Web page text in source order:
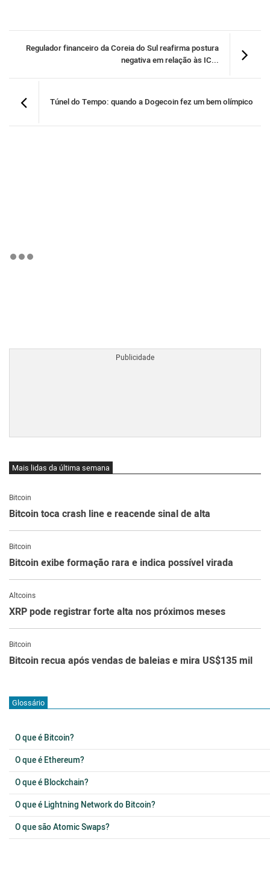
Regulador financeiro da Coreia do Sul reafirma postura
negativa em relação às IC...
Túnel do Tempo: quando a Dogecoin fez um bem olímpico
Mais lidas da última semana
Bitcoin
Bitcoin toca crash line e reacende sinal de alta
Bitcoin
Bitcoin exibe formação rara e indica possível virada
Altcoins
XRP pode registrar forte alta nos próximos meses
Bitcoin
Bitcoin recua após vendas de baleias e mira US$135 mil
Glossário
O que é Bitcoin?
O que é Ethereum?
O que é Blockchain?
O que é Lightning Network do Bitcoin?
O que são Atomic Swaps?